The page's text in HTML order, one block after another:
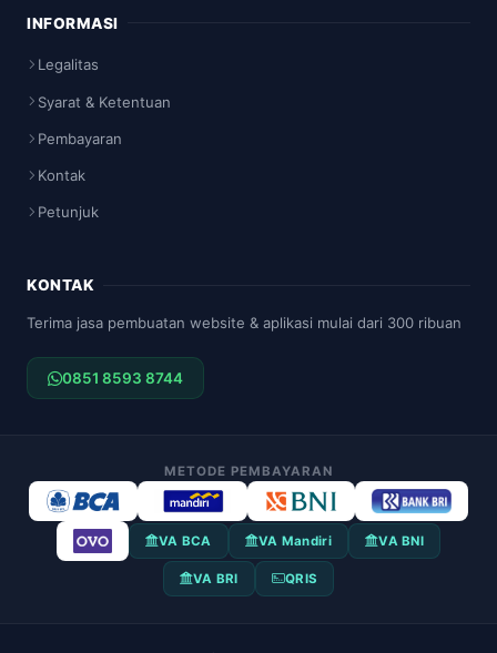
INFORMASI
Legalitas
Syarat & Ketentuan
Pembayaran
Kontak
Petunjuk
KONTAK
Terima jasa pembuatan website & aplikasi mulai dari 300 ribuan
0851 8593 8744
METODE PEMBAYARAN
VA BCA VA Mandiri VA BNI
VA BRI QRIS